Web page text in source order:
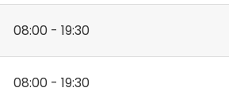
08:00 - 19:30
08:00 - 19:30